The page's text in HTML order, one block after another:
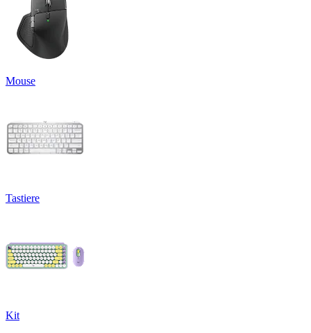
Mouse
Tastiere
Kit